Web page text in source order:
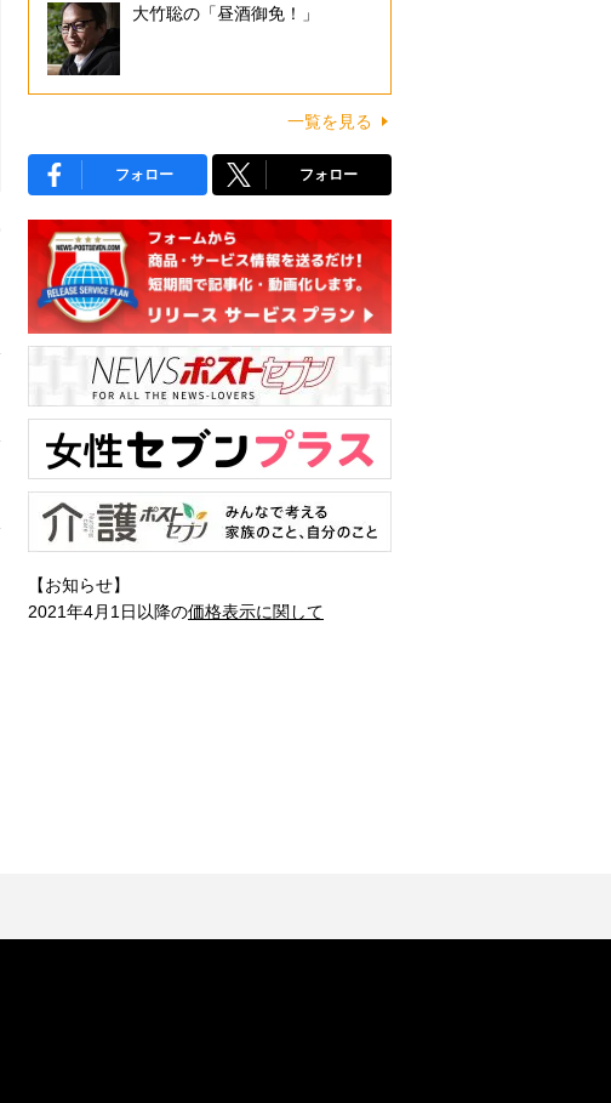
大竹聡の「昼酒御免！」
一覧を見る
フォロー フォロー
【お知らせ】
2021年4月1日以降の価格表示に関して